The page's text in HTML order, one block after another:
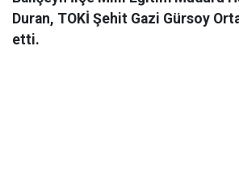
Duran, TOKİ Şehit Gazi Gürsoy
etti.